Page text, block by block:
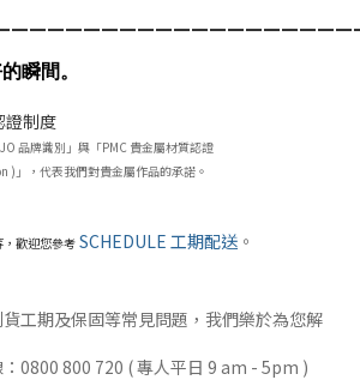
瞬間。
證制度
品牌識別」與 「PMC 貴金屬材質認證
)」
， 代表我們對貴金屬作品的承諾。
，歡迎您參考 SCHEDULE 工期配送 。
工期及保固等常見問題，我們樂於為您解
0800 800 720 ( 專人平日 9 am - 5pm )​